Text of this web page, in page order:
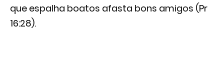
que espalha boatos afasta bons amigos (Pr
16:28).